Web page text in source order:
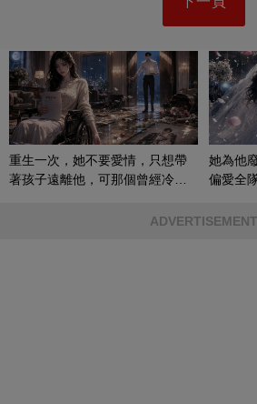
重生一次，她不要愛情，只想帶
著孩子遠離他，可那個曾經冷漠
她為他
偏愛全
ADVERTISEMENT